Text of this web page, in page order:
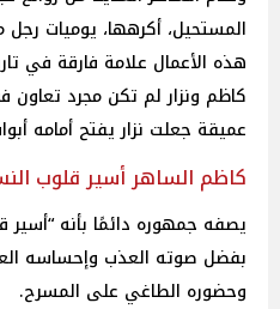
المستحيل، أكرهها، يوميات
هذه الأعمال علامة فارقة في
كاظم ونزار لم تكن مجرد
عميقة جعلت نزار يفتح أمامه
كاظم الساهر أسير قلوب
يصفه جمهوره دائمًا بأنه
بفضل صوته العذب وإحساسه
وحضوره الطاغي على المسرح.